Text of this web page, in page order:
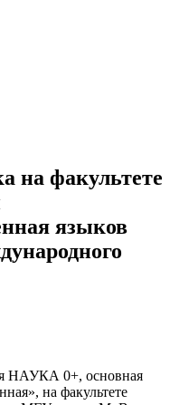
на факультете
языков
НАУКА 0+, основная
на факультете